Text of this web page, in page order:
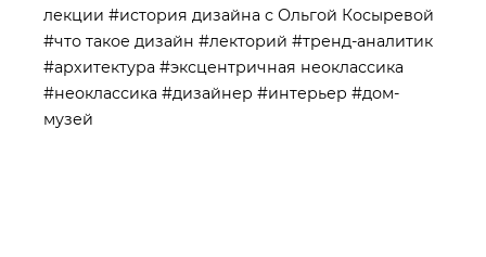
лекции #история дизайна с Ольгой Косыревой
#что такое дизайн #лекторий #тренд-аналитик
#архитектура #эксцентричная неоклассика
#неоклассика #дизайнер #интерьер #дом-
музей